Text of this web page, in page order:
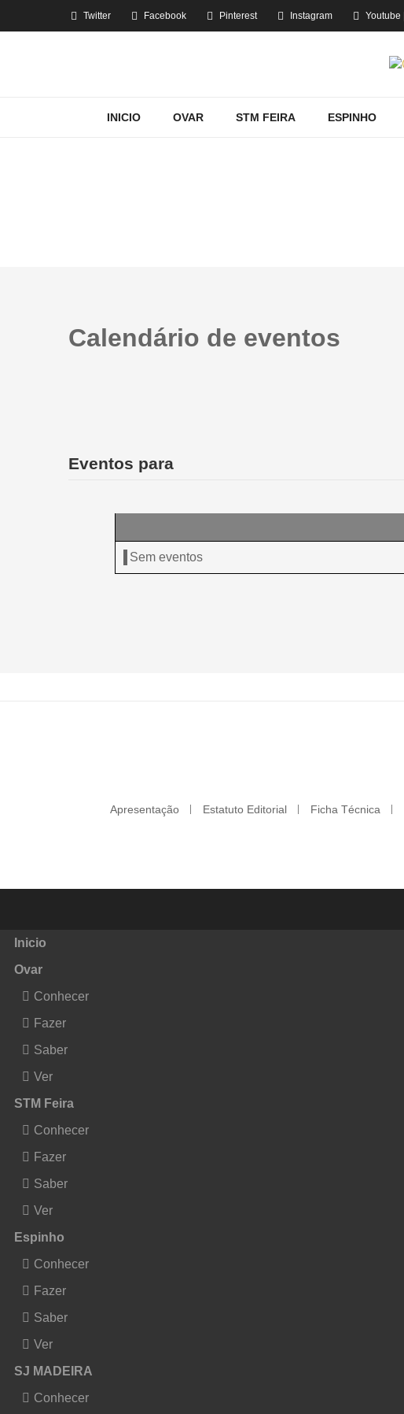
Twitter Facebook Pinterest Instagram Youtube
INICIO OVAR STM FEIRA ESPINHO
Calendário de eventos
Eventos para
Sem eventos
Apresentação Estatuto Editorial Ficha Técnica
Inicio
Ovar
Conhecer
Fazer
Saber
Ver
STM Feira
Conhecer
Fazer
Saber
Ver
Espinho
Conhecer
Fazer
Saber
Ver
SJ MADEIRA
Conhecer